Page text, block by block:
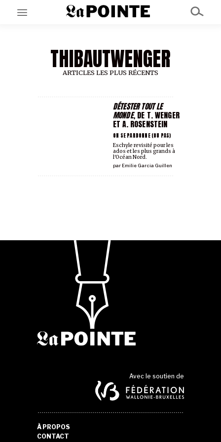
EN CE MOMENT
GRAND ANGLE
AU LARGE
THIBAUTWENGER
ARTICLES LES PLUS RÉCENTS
DÉTESTER TOUT LE
MONDE, DE T. WENGER
ET A. ROSENSTEIN
ON SE PARDONNE (OU PAS)
parEmilie Garcia Guillen
Eschyle revisité pour les
ados et les plus grands à
l'Océan Nord.
Avec le soutien de
À PROPOS
CONTACT